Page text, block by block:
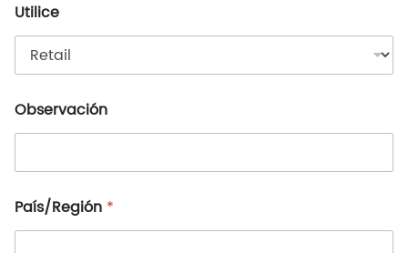
Utilice
Observación
País/Región *